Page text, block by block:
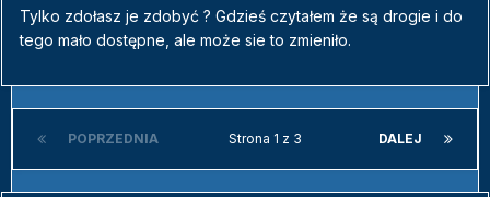
Tylko zdołasz je zdobyć ? Gdzieś czytałem że są drogie i do
tego mało dostępne, ale może sie to zmieniło.
POPRZEDNIA DALEJ
Strona 1 z 3